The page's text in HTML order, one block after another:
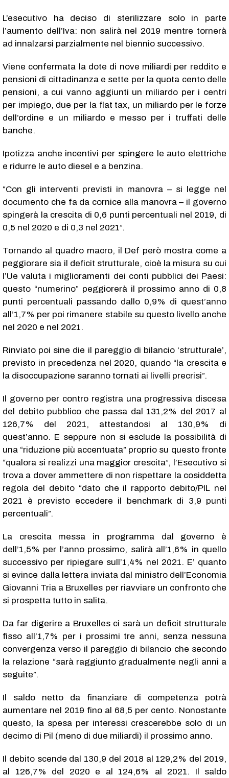
L’esecutivo ha deciso di sterilizzare solo in parte
l’aumento dell’Iva: non salirà nel 2019 mentre tornerà
ad innalzarsi parzialmente nel biennio successivo.
Viene confermata la dote di nove miliardi per reddito e
pensioni di cittadinanza e sette per la quota cento delle
pensioni, a cui vanno aggiunti un miliardo per i centri
per impiego, due per la flat tax, un miliardo per le forze
dell’ordine e un miliardo e messo per i truffati delle
banche.
Ipotizza anche incentivi per spingere le auto elettriche
e ridurre le auto diesel e a benzina.
“Con gli interventi previsti in manovra – si legge nel
documento che fa da cornice alla manovra – il governo
spingerà la crescita di 0,6 punti percentuali nel 2019, di
0,5 nel 2020 e di 0,3 nel 2021”.
Tornando al quadro macro, il Def però mostra come a
peggiorare sia il deficit strutturale, cioè la misura su cui
l’Ue valuta i miglioramenti dei conti pubblici dei Paesi:
questo “numerino” peggiorerà il prossimo anno di 0,8
punti percentuali passando dallo 0,9% di quest’anno
all’1,7% per poi rimanere stabile su questo livello anche
nel 2020 e nel 2021.
Rinviato poi sine die il pareggio di bilancio ‘strutturale’,
previsto in precedenza nel 2020, quando “la crescita e
la disoccupazione saranno tornati ai livelli precrisi”.
Il governo per contro registra una progressiva discesa
del debito pubblico che passa dal 131,2% del 2017 al
126,7% del 2021, attestandosi al 130,9% di
quest’anno. E seppure non si esclude la possibilità di
una “riduzione più accentuata” proprio su questo fronte
“qualora si realizzi una maggior crescita”, l’Esecutivo si
trova a dover ammettere di non rispettare la cosiddetta
regola del debito “dato che il rapporto debito/PIL nel
2021 è previsto eccedere il benchmark di 3,9 punti
percentuali”.
La crescita messa in programma dal governo è
dell’1,5% per l’anno prossimo, salirà all’1,6% in quello
successivo per ripiegare sull’1,4% nel 2021. E’ quanto
si evince dalla lettera inviata dal ministro dell’Economia
Giovanni Tria a Bruxelles per riavviare un confronto che
si prospetta tutto in salita.
Da far digerire a Bruxelles ci sarà un deficit strutturale
fisso all’1,7% per i prossimi tre anni, senza nessuna
convergenza verso il pareggio di bilancio che secondo
la relazione “sarà raggiunto gradualmente negli anni a
seguite”.
Il saldo netto da finanziare di competenza potrà
aumentare nel 2019 fino al 68,5 per cento. Nonostante
questo, la spesa per interessi crescerebbe solo di un
decimo di Pil (meno di due miliardi) il prossimo anno.
Il debito scende dal 130,9 del 2018 al 129,2% del 2019,
al 126,7% del 2020 e al 124,6% al 2021. Il saldo